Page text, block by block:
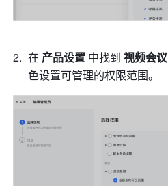
在 产品设置 中找到 视频会议
色设置可管理的权限范围。